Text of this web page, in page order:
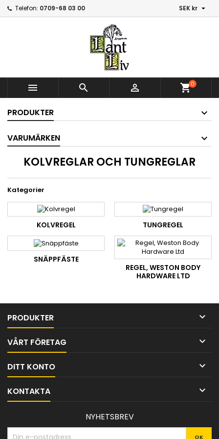
Telefon: 0709-68 03 00 SEK kr 
   shopping_cart0
PRODUKTER
VARUMÄRKEN
KOLVREGLAR OCH TUNGREGLAR
Kategorier
KOLVREGEL TUNGREGEL
SNÄPPFÄSTE
REGEL, WESTON BODY
HARDWARE LTD
PRODUKTER 
VÅRT FÖRETAG 
DITT KONTO 
KONTAKTA 
NYHETSBREV